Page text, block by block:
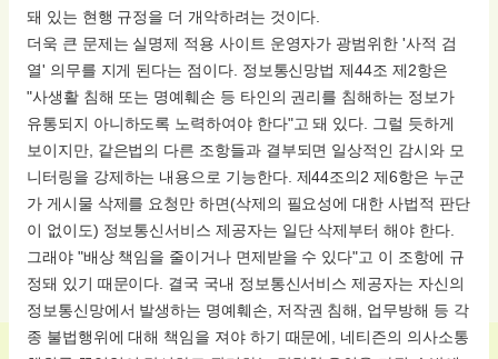
돼 있는 현행 규정을 더 개악하려는 것이다.
더욱 큰 문제는 실명제 적용 사이트 운영자가 광범위한 '사적 검
열' 의무를 지게 된다는 점이다. 정보통신망법 제44조 제2항은
"사생활 침해 또는 명예훼손 등 타인의 권리를 침해하는 정보가
유통되지 아니하도록 노력하여야 한다"고 돼 있다. 그럴 듯하게
보이지만, 같은법의 다른 조항들과 결부되면 일상적인 감시와 모
니터링을 강제하는 내용으로 기능한다. 제44조의2 제6항은 누군
가 게시물 삭제를 요청만 하면(삭제의 필요성에 대한 사법적 판단
이 없이도) 정보통신서비스 제공자는 일단 삭제부터 해야 한다.
그래야 "배상 책임을 줄이거나 면제받을 수 있다"고 이 조항에 규
정돼 있기 때문이다. 결국 국내 정보통신서비스 제공자는 자신의
정보통신망에서 발생하는 명예훼손, 저작권 침해, 업무방해 등 각
종 불법행위에 대해 책임을 져야 하기 때문에, 네티즌의 의사소통